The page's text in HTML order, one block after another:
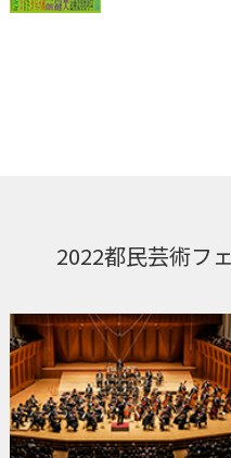
2022都民芸術フ